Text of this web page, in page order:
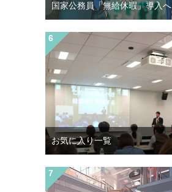
国家公務員「無給休暇」導入へ
お気に入り一覧